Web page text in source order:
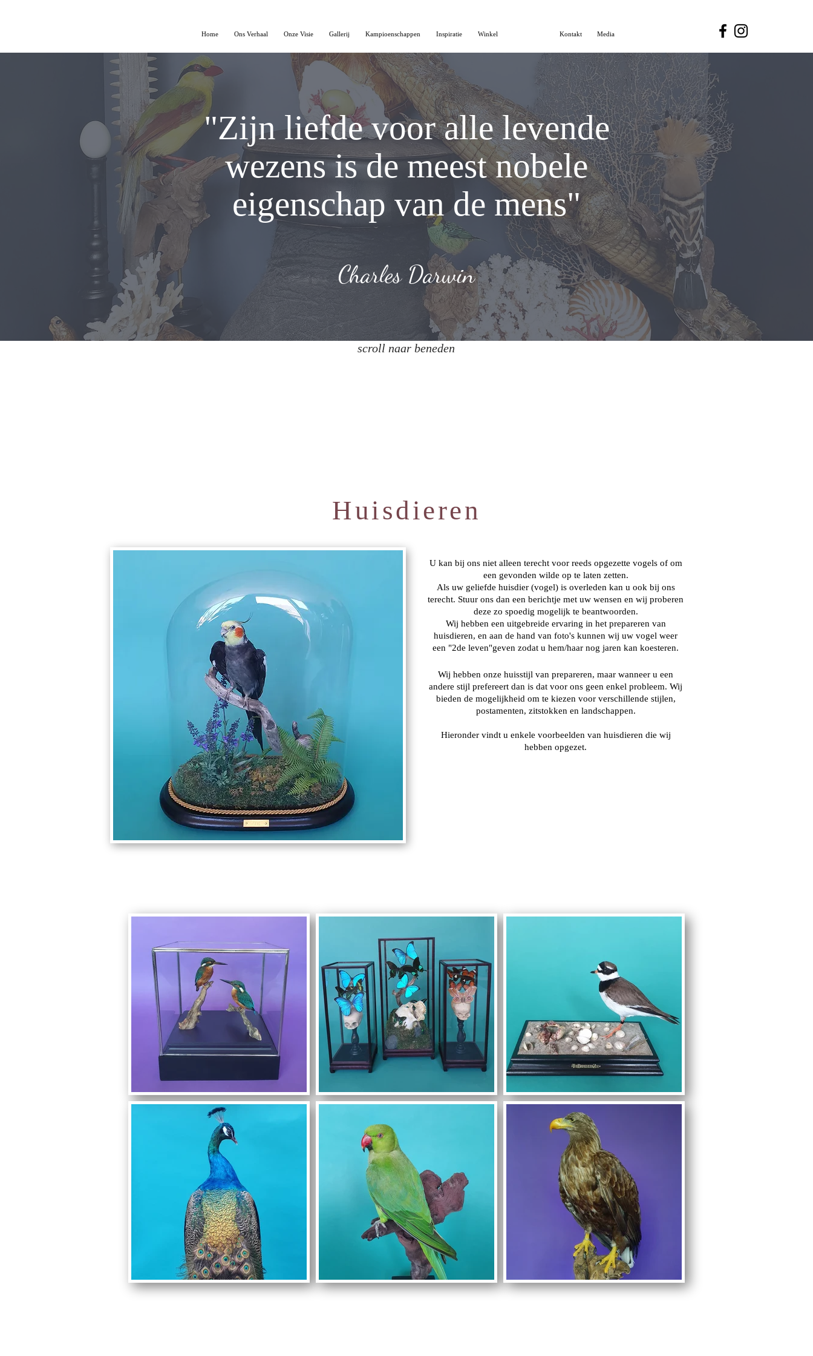
Home Ons Verhaal Onze Visie Gallerij Kampioenschappen Inspiratie Winkel Kontakt Media
"Zijn liefde voor alle levende
wezens is de meest nobele
eigenschap van de mens"
Charles Darwin
scroll naar beneden
Huisdieren
U kan bij ons niet alleen terecht voor reeds opgezette vogels of om
een gevonden wilde op te laten zetten.
Als uw geliefde huisdier (vogel) is overleden kan u ook bij ons
terecht. Stuur ons dan een berichtje met uw wensen en wij proberen
deze zo spoedig mogelijk te beantwoorden.
Wij hebben een uitgebreide ervaring in het prepareren van
huisdieren, en aan de hand van foto's kunnen wij uw vogel weer
een "2de leven"geven zodat u hem/haar nog jaren kan koesteren.
Wij hebben onze huisstijl van prepareren, maar wanneer u een
andere stijl prefereert dan is dat voor ons geen enkel probleem. Wij
bieden de mogelijkheid om te kiezen voor verschillende stijlen,
postamenten, zitstokken en landschappen.
Hieronder vindt u enkele voorbeelden van huisdieren die wij
hebben opgezet.